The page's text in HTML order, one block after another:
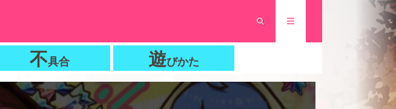
不具合 遊びかた